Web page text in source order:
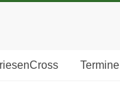
Termine